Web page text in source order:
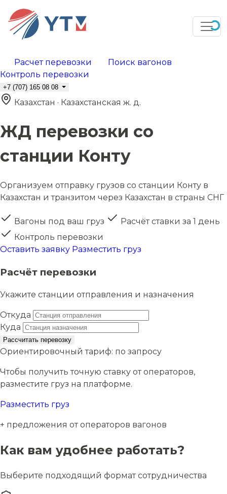
Расчет перевозки
Поиск вагонов
Контроль перевозки
+7 (707) 165 08 08
Казахстан · Казахстанская ж. д.
ЖД перевозки со
станции Конту
Организуем отправку грузов со станции Конту в
Казахстан и транзитом через Казахстан в страны СНГ
Вагоны под ваш груз
Расчёт ставки за 1 день
Контроль перевозки
Оставить заявку Разместить груз
Расчёт перевозки
Укажите станции отправления и назначения
Откуда
Куда
Рассчитать перевозку
Ориентировочный тариф: по запросу
Чтобы получить точную ставку от операторов,
разместите груз на платформе.
Разместить груз
+ предложения от операторов вагонов
Как вам удобнее работать?
Выберите подходящий формат сотрудничества